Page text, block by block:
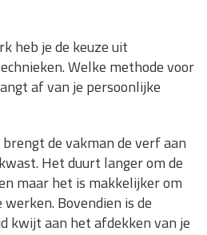
heb je de keuze uit
Welke methode voor
af van je persoonlijke
de vakman de verf aan
Het duurt langer om de
maar het is makkelijker om
Bovendien is de
kwijt aan het afdekken van je